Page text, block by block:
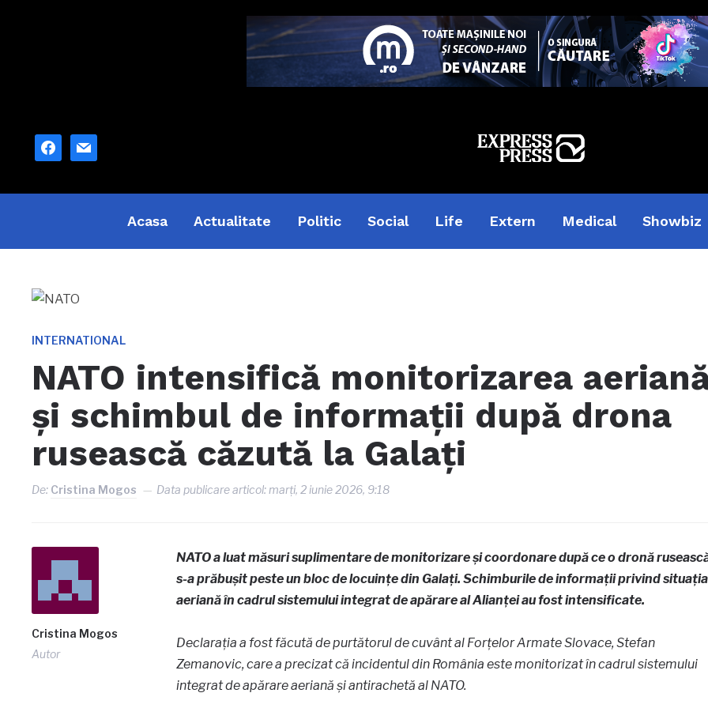
facebook
mail
Acasa Actualitate Politic Social Life Extern Medical Showbiz
INTERNATIONAL
NATO intensifică monitorizarea
și schimbul de informații după drona
rusească căzută la Galați
De: Cristina Mogos Data publicare articol: marți, 2 iunie 2026, 9:18
Cristina Mogos
Autor
NATO a luat măsuri suplimentare de monitorizare și coordonare după ce o dronă
s-a prăbușit peste un bloc de locuințe din Galați. Schimburile de informații privind situația
aeriană în cadrul sistemului integrat de apărare al Alianței au fost intensificate.
Declarația a fost făcută de purtătorul de cuvânt al Forțelor Armate Slovace, Stefan
Zemanovic, care a precizat că incidentul din România este monitorizat în cadrul sistemului
integrat de apărare aeriană și antirachetă al NATO.